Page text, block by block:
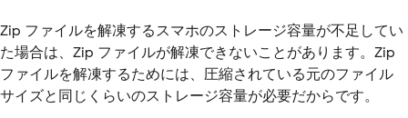
Zip ファイルを解凍するスマホのストレージ容量が不足してい
た場合は、Zip ファイルが解凍できないことがあります。Zip
ファイルを解凍するためには、圧縮されている元のファイル
サイズと同じくらいのストレージ容量が必要だからです。